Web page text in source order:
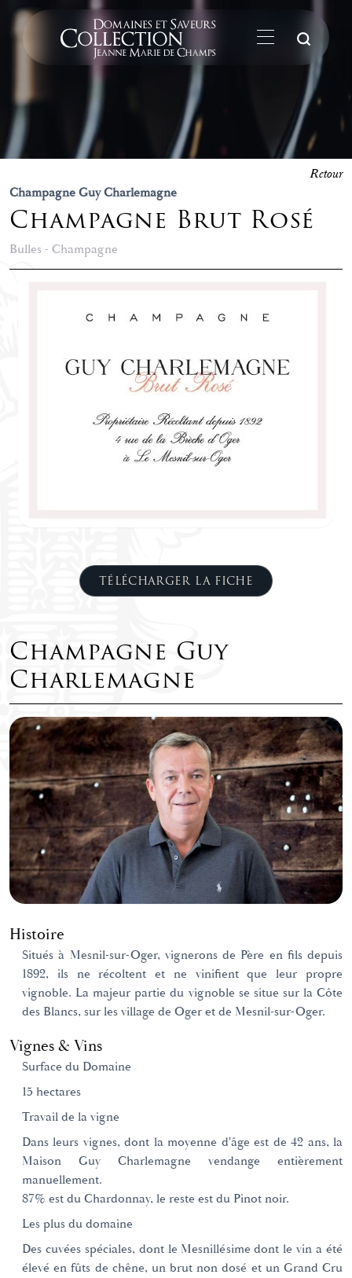
Champagne Guy Charlemagne
Champagne Brut Rosé
Bulles - Champagne
Retour
TÉLÉCHARGER LA FICHE
Champagne Guy
Charlemagne
Histoire
Situés à Mesnil-sur-Oger, vignerons de Père en fils depuis
1892, ils ne récoltent et ne vinifient que leur propre
vignoble. La majeur partie du vignoble se situe sur la Côte
des Blancs, sur les village de Oger et de Mesnil-sur-Oger.
Vignes & Vins
Surface du Domaine
15 hectares
Travail de la vigne
Dans leurs vignes, dont la moyenne d'âge est de 42 ans, la
Maison Guy Charlemagne vendange entièrement
manuellement.
87% est du Chardonnay, le reste est du Pinot noir.
Les plus du domaine
Des cuvées spéciales, dont le Mesnillésime dont le vin a été
élevé en fûts de chêne, un brut non dosé et un Grand Cru